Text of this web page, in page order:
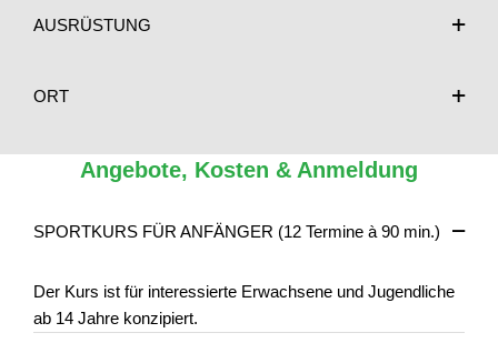
AUSRÜSTUNG
ORT
Angebote, Kosten & Anmeldung
SPORTKURS FÜR ANFÄNGER (12 Termine à 90 min.)
Der Kurs ist für interessierte Erwachsene und Jugendliche
ab 14 Jahre konzipiert.